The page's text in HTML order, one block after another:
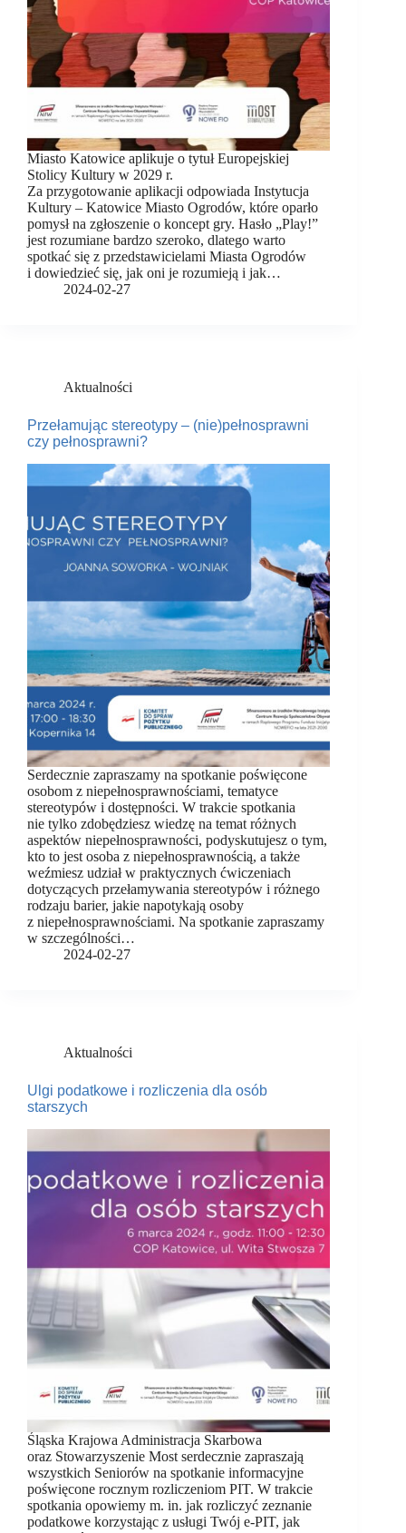
Miasto Katowice aplikuje o tytuł Europejskiej
Stolicy Kultury w 2029 r.
Za przygotowanie aplikacji odpowiada Instytucja
Kultury – Katowice Miasto Ogrodów, które oparło
pomysł na zgłoszenie o koncept gry. Hasło „Play!”
jest rozumiane bardzo szeroko, dlatego warto
spotkać się z przedstawicielami Miasta Ogrodów
i dowiedzieć się, jak oni je rozumieją i jak…
2024-02-27
Aktualności
Przełamując stereotypy – (nie)pełnosprawni
czy pełnosprawni?
Serdecznie zapraszamy na spotkanie poświęcone
osobom z niepełnosprawnościami, tematyce
stereotypów i dostępności. W trakcie spotkania
nie tylko zdobędziesz wiedzę na temat różnych
aspektów niepełnosprawności, podyskutujesz o tym,
kto to jest osoba z niepełnosprawnością, a także
weźmiesz udział w praktycznych ćwiczeniach
dotyczących przełamywania stereotypów i różnego
rodzaju barier, jakie napotykają osoby
z niepełnosprawnościami. Na spotkanie zapraszamy
w szczególności…
2024-02-27
Aktualności
Ulgi podatkowe i rozliczenia dla osób
starszych
Śląska Krajowa Administracja Skarbowa
oraz Stowarzyszenie Most serdecznie zapraszają
wszystkich Seniorów na spotkanie informacyjne
poświęcone rocznym rozliczeniom PIT. W trakcie
spotkania opowiemy m. in. jak rozliczyć zeznanie
podatkowe korzystając z usługi Twój e-PIT, jak